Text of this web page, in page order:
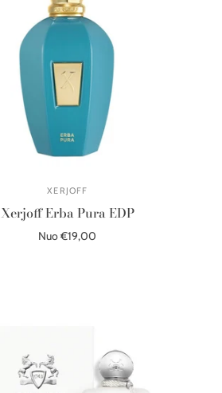
XERJOFF
Xerjoff Erba Pura EDP
Nuo €19,00